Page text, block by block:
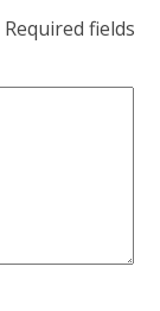
Required fields